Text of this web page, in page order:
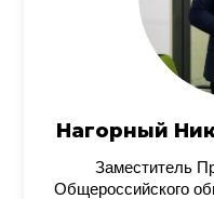
Нагорный
Заместитель
Общероссийского